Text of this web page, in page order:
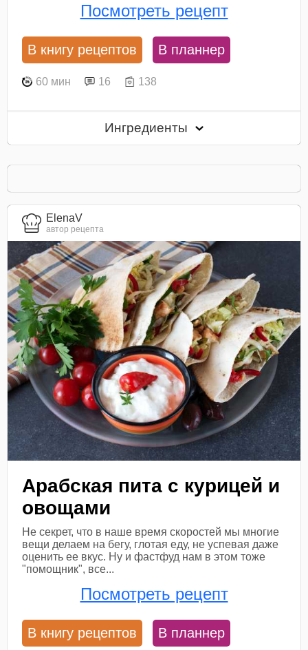
Посмотреть рецепт
В книгу рецептов В планнер
60 мин 16 138
Ингредиенты
ElenaV
автор рецепта
Арабская пита с курицей и
овощами
Не секрет, что в наше время скоростей мы многие
вещи делаем на бегу, глотая еду, не успевая даже
оценить ее вкус. Ну и фастфуд нам в этом тоже
"помощник", все...
Посмотреть рецепт
В книгу рецептов В планнер